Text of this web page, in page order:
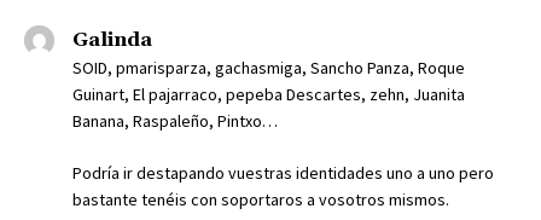
Galinda
SOID, pmarisparza, gachasmiga, Sancho Panza, Roque
Guinart, El pajarraco, pepeba Descartes, zehn, Juanita
Banana, Raspaleño, Pintxo…
Podría ir destapando vuestras identidades uno a uno pero
bastante tenéis con soportaros a vosotros mismos.